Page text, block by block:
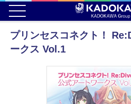
プリンセスコネクト！
ークス Vol.1